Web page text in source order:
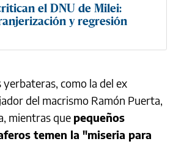
el DNU de Milei:
y regresión
como la del ex
del macrismo Ramón Puerta,
mientras que pequeños
temen la "miseria para